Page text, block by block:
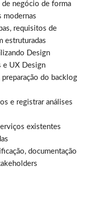
de negócio de forma
modernas
requisitos de
estruturadas
Design
e UX Design
do backlog
e registrar análises
existentes
documentação